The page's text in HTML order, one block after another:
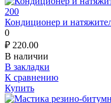
Кондиционер и
0
₽ 220.00
В наличии
В закладки
К сравнению
Купить